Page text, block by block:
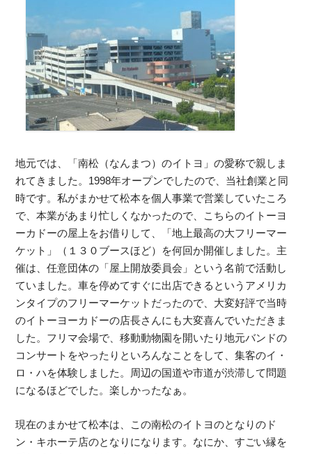
地元では、「南松（なんまつ）のイトヨ」の愛称で親しま
れてきました。1998年オープンでしたので、当社創業と同
時です。私がまかせて松本を個人事業で営業していたころ
で、本業があまり忙しくなかったので、こちらのイトーヨ
ーカドーの屋上をお借りして、「地上最高の大フリーマー
ケット」（１３０ブースほど）を何回か開催しました。主
催は、任意団体の「屋上開放委員会」という名前で活動し
ていました。車を停めてすぐに出店できるというアメリカ
ンタイプのフリーマーケットだったので、大変好評で当時
のイトーヨーカドーの店長さんにも大変喜んでいただきま
した。フリマ会場で、移動動物園を開いたり地元バンドの
コンサートをやったりといろんなことをして、集客のイ・
ロ・ハを体験しました。周辺の国道や市道が渋滞して問題
になるほどでした。楽しかったなぁ。
現在のまかせて松本は、この南松のイトヨのとなりのド
ン・キホーテ店のとなりになります。なにか、すごい縁を